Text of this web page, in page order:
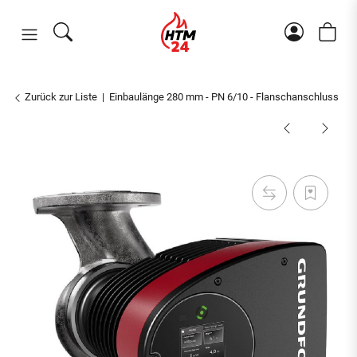
Zurück zur Liste Einbaulänge 280 mm - PN 6/10 - Flanschanschluss